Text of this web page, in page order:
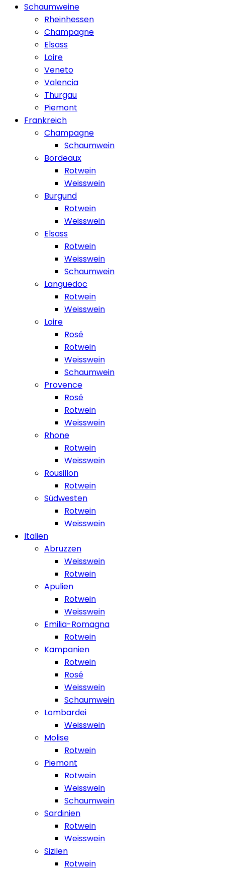
Schaumweine
Rheinhessen
Champagne
Elsass
Loire
Veneto
Valencia
Thurgau
Piemont
Frankreich
Champagne
Schaumwein
Bordeaux
Rotwein
Weisswein
Burgund
Rotwein
Weisswein
Elsass
Rotwein
Weisswein
Schaumwein
Languedoc
Rotwein
Weisswein
Loire
Rosé
Rotwein
Weisswein
Schaumwein
Provence
Rosé
Rotwein
Weisswein
Rhone
Rotwein
Weisswein
Rousillon
Rotwein
Südwesten
Rotwein
Weisswein
Italien
Abruzzen
Weisswein
Rotwein
Apulien
Rotwein
Weisswein
Emilia-Romagna
Rotwein
Kampanien
Rotwein
Rosé
Weisswein
Schaumwein
Lombardei
Weisswein
Molise
Rotwein
Piemont
Rotwein
Weisswein
Schaumwein
Sardinien
Rotwein
Weisswein
Sizilen
Rotwein